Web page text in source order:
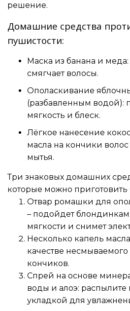
решение.
Домашние средства
пушистости:
Маска из банана и меда:
смягчает волосы.
Ополаскивание
(разбавленным водой):
мягкость и блеск.
Лёгкое нанесение
масла на кончики волос
мытья.
Три знаковых домашних
которые можно приготовить
Отвар ромашки для
– подойдет
мягкости и снимет
Несколько капель
качестве несмываемого
кончиков.
Спрей на основе
воды и алоэ: распылите
укладкой для